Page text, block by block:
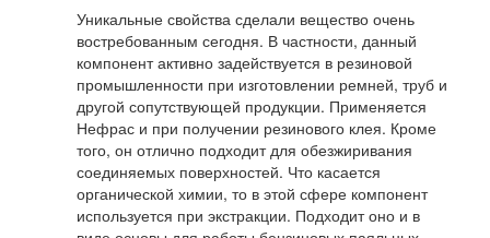
Уникальные свойства сделали вещество очень
востребованным сегодня. В частности, данный
компонент активно задействуется в резиновой
промышленности при изготовлении ремней, труб и
другой сопутствующей продукции. Применяется
Нефрас и при получении резинового клея. Кроме
того, он отлично подходит для обезжиривания
соединяемых поверхностей. Что касается
органической химии, то в этой сфере компонент
используется при экстракции. Подходит оно и в